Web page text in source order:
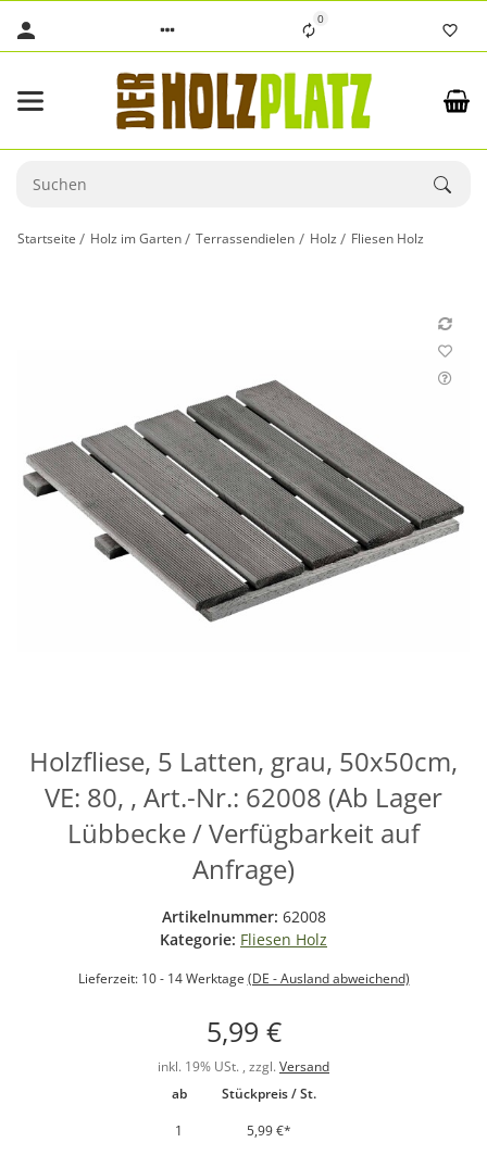
0
Startseite Holz im Garten Terrassendielen Holz Fliesen Holz
Holzfliese, 5 Latten, grau, 50x50cm,
VE: 80, , Art.-Nr.: 62008 (Ab Lager
Lübbecke / Verfügbarkeit auf
Anfrage)
Artikelnummer: 62008
Kategorie: Fliesen Holz
Lieferzeit: 10 - 14 Werktage (DE - Ausland abweichend)
5,99 €
inkl. 19% USt. , zzgl. Versand
ab
Stückpreis / St.
1
5,99 €*